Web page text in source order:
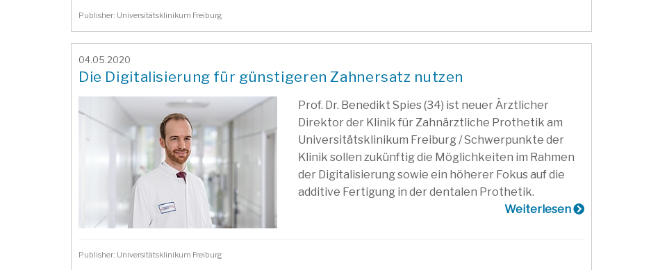
Publisher: Universitätsklinikum Freiburg
04.05.2020
Die Digitalisierung für günstigeren Zahnersatz nutzen
Prof. Dr. Benedikt Spies (34) ist neuer Ärztlicher
Direktor der Klinik für Zahnärztliche Prothetik am
Universitätsklinikum Freiburg / Schwerpunkte der
Klinik sollen zukünftig die Möglichkeiten im Rahmen
der Digitalisierung sowie ein höherer Fokus auf die
additive Fertigung in der dentalen Prothetik.
Weiterlesen
Publisher: Universitätsklinikum Freiburg